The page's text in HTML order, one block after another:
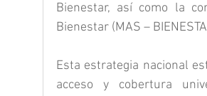
Bienestar, así como la
Bienestar (MAS –
Esta estrategia nacional
acceso y cobertura